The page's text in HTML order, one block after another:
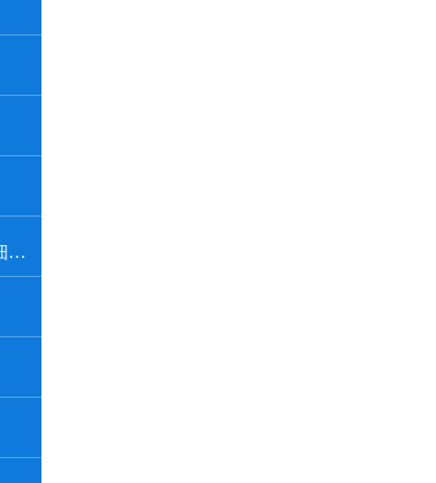
COLO 678人结肠癌贴壁细胞系